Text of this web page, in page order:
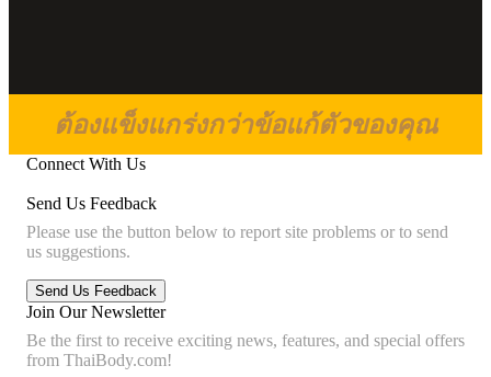
ต้องแข็งแกร่งกว่าข้อแก้ตัวของคุณ
Connect With Us
Send Us Feedback
Please use the button below to report site problems or to send
us suggestions.
Join Our Newsletter
Be the first to receive exciting news, features, and special offers
from ThaiBody.com!